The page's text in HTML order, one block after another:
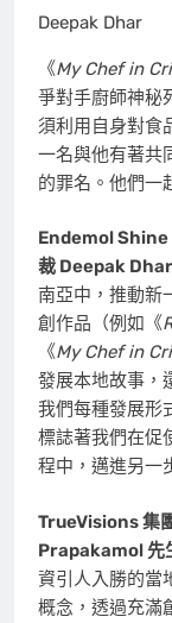
Deepak Dhar
《My Chef in
爭對手廚師神秘
須利用自身對食
一名與他有著共
的罪名。他們一
Endemol Shine
裁 Deepak Dhar
南亞中，推動新
創作品（例如《
《My Chef in
發展本地故事，
我們每種發展形
標誌著我們在促
程中，邁進另一
TrueVisions 集
Prapakamol 先
資引人入勝的當
概念，透過充滿